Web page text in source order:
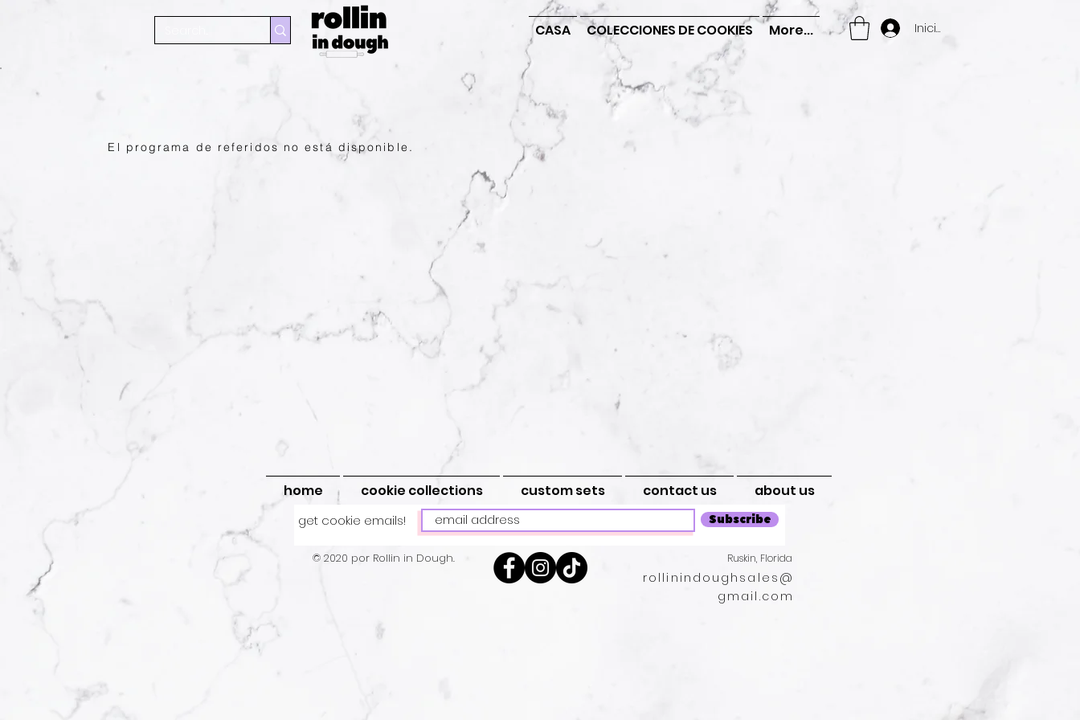
CASA COLECCIONES DE COOKIES More... Iniciar sesión
El programa de referidos no está disponible.
home cookie collections custom sets contact us about us
get cookie emails! Subscribe
© 2020 por Rollin in Dough. Ruskin, Florida
rollinindoughsales@
gmail.com